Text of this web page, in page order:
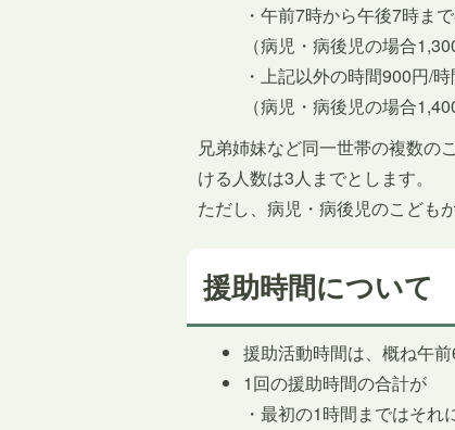
・午前7時から午後7時ま
（病児・病後児の場合
・上記以外の時間900円/時
（病児・病後児の場合
兄弟姉妹など同一世帯の複数の
ける人数は3人までとします。
ただし、病児・病後児のこども
援助時間について
援助活動時間は、概ね午
1回の援助時間の合計が
・最初の1時間まではそれ